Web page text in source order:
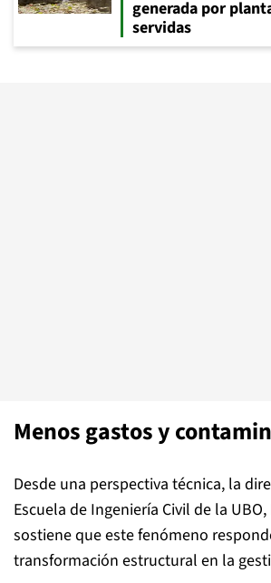
generada por
servidas
Menos gastos y
Desde una perspectiva técnica, la
Escuela de Ingeniería Civil de la UBO,
sostiene que este fenómeno
transformación estructural en la